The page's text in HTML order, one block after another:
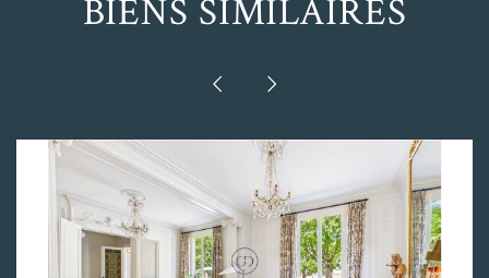
BIENS SIMILAIRES


BORDEAUX - SAINT SEURIN / JUDAÏQUE.
L'agence GRANGE-DELMAS IMMOBILIER vous
propose à la vente cette mag [...]